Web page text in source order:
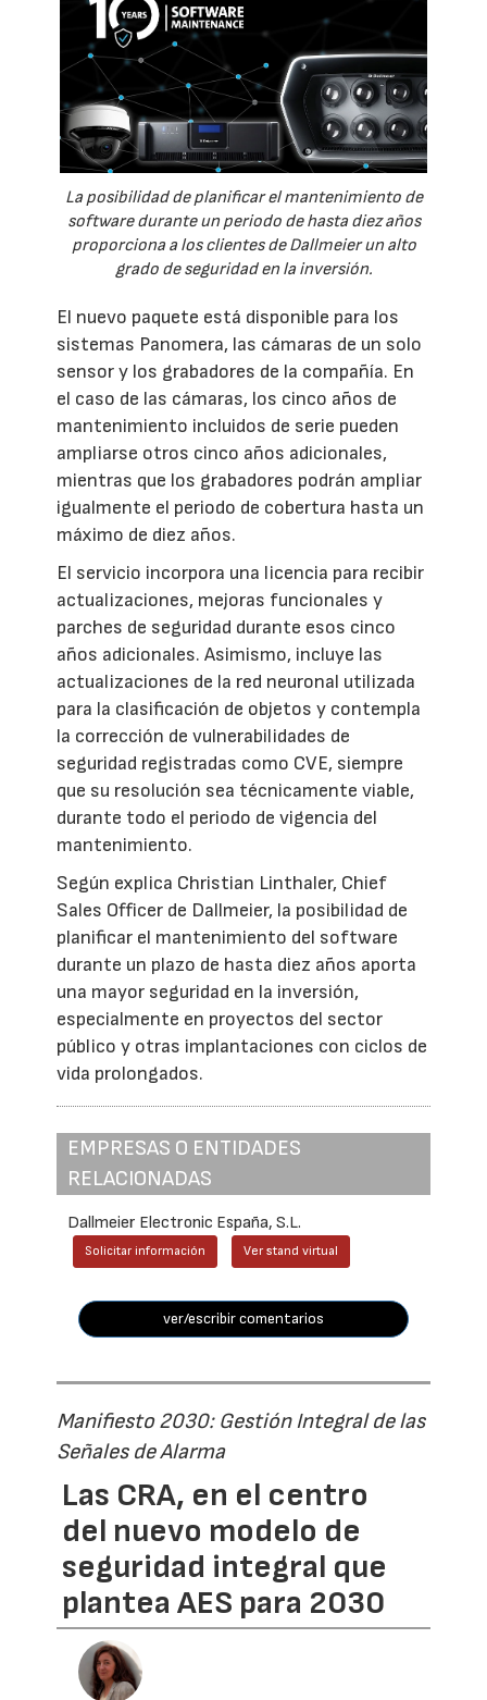
La posibilidad de planificar el mantenimiento de
software durante un periodo de hasta diez años
proporciona a los clientes de Dallmeier un alto
grado de seguridad en la inversión.
El nuevo paquete está disponible para los
sistemas Panomera, las cámaras de un solo
sensor y los grabadores de la compañía. En
el caso de las cámaras, los cinco años de
mantenimiento incluidos de serie pueden
ampliarse otros cinco años adicionales,
mientras que los grabadores podrán ampliar
igualmente el periodo de cobertura hasta un
máximo de diez años.
El servicio incorpora una licencia para recibir
actualizaciones, mejoras funcionales y
parches de seguridad durante esos cinco
años adicionales. Asimismo, incluye las
actualizaciones de la red neuronal utilizada
para la clasificación de objetos y contempla
la corrección de vulnerabilidades de
seguridad registradas como CVE, siempre
que su resolución sea técnicamente viable,
durante todo el periodo de vigencia del
mantenimiento.
Según explica Christian Linthaler, Chief
Sales Officer de Dallmeier, la posibilidad de
planificar el mantenimiento del software
durante un plazo de hasta diez años aporta
una mayor seguridad en la inversión,
especialmente en proyectos del sector
público y otras implantaciones con ciclos de
vida prolongados.
EMPRESAS O ENTIDADES
RELACIONADAS
Dallmeier Electronic España, S.L.
Solicitar información Ver stand virtual
ver/escribir comentarios
Manifiesto 2030: Gestión Integral de las
Señales de Alarma
Las CRA, en el centro
del nuevo modelo de
seguridad integral que
plantea AES para 2030